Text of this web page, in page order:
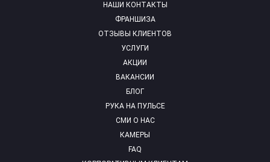
НАШИ КОНТАКТЫ
ФРАНШИЗА
ОТЗЫВЫ КЛИЕНТОВ
УСЛУГИ
АКЦИИ
ВАКАНСИИ
БЛОГ
РУКА НА ПУЛЬСЕ
СМИ О НАС
КАМЕРЫ
FAQ